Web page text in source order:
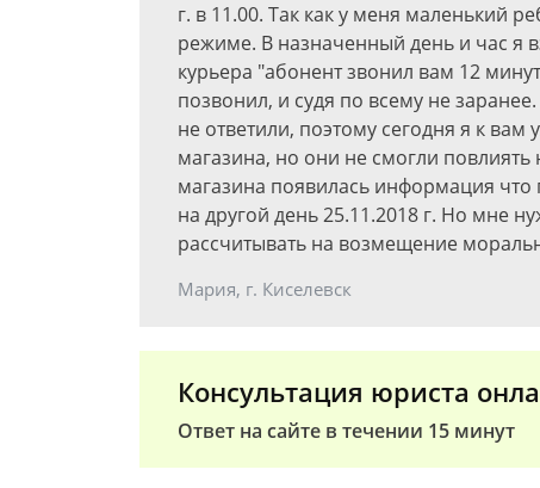
г. в 11.00. Так как у меня маленький
режиме. В назначенный день и час я
курьера "абонент звонил вам 12
позвонил, и судя по всему не
не ответили, поэтому сегодня я к
магазина, но они не смогли
магазина появилась информация что
на другой день 25.11.2018 г. Но мне
рассчитывать на возмещение
Мария, г. Киселевск
Консультация юриста
Ответ на сайте в течении 15 минут